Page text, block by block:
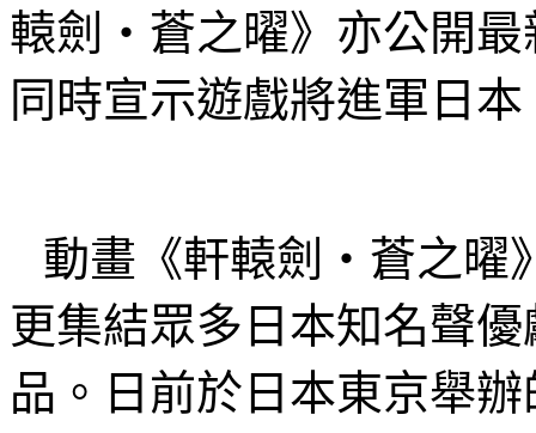
轅劍‧蒼之曜》亦公開最
同時宣示遊戲將進軍日本
動畫《軒轅劍‧蒼之曜
更集結眾多日本知名聲
品。日前於日本東京舉